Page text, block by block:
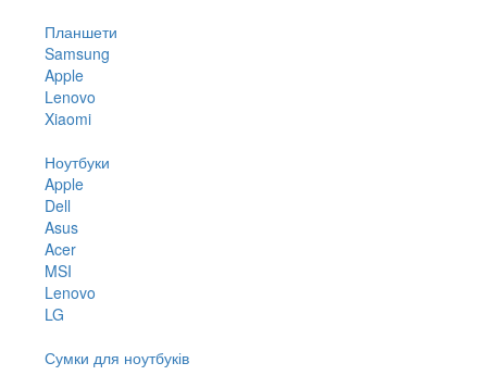
Планшети
Samsung
Apple
Lenovo
Xiaomi
Ноутбуки
Apple
Dell
Asus
Acer
MSI
Lenovo
LG
Сумки для ноутбуків